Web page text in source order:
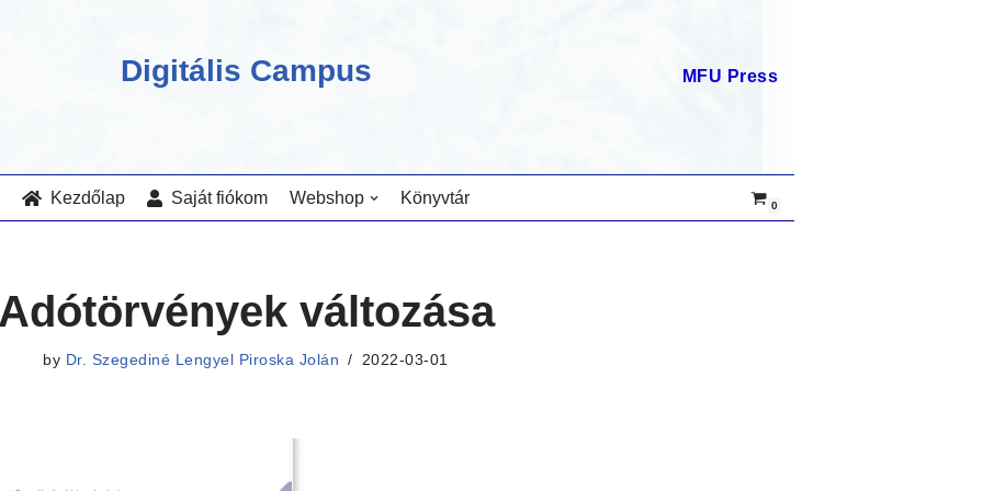
Digitális Campus MFU Press
Kezdőlap Saját fiókom Webshop Könyvtár 0
Adótörvények változása
by Dr. Szegediné Lengyel Piroska Jolán 2022-03-01